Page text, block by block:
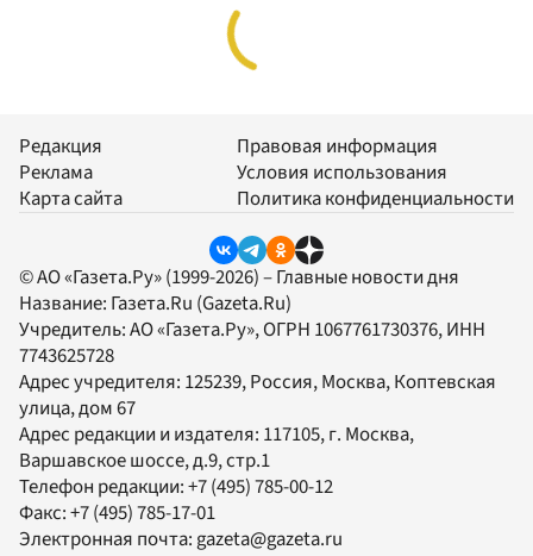
Редакция
Реклама
Карта сайта
Правовая информация
Условия использования
Политика конфиденциальности
© АО «Газета.Ру» (1999-2026) – Главные новости дня
Название: Газета.Ru (Gazeta.Ru)
Учредитель:АО «Газета.Ру», ОГРН 1067761730376, ИНН
7743625728
Адрес учредителя: 125239, Россия, Москва, Коптевская
улица, дом 67
Адрес редакции и издателя: 117105, г. Москва,
Варшавское шоссе, д.9, стр.1
Телефон редакции:+7 (495) 785-00-12
Факс:+7 (495) 785-17-01
Электронная почта:gazeta@gazeta.ru